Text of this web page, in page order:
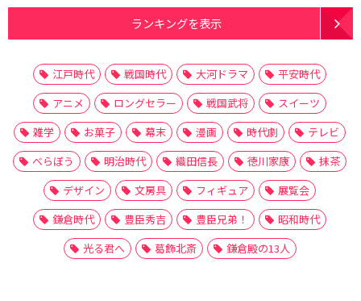
ランキングを表示
江戸時代 戦国時代 大河ドラマ
平安時代
アニメ
ロングセラー 戦国武将
スイーツ
雑学
お菓子 幕末 漫画 時代劇
テレビ
べらぼう
明治時代 織田信長 徳川家康
抹茶
デザイン
文房具 フィギュア
展覧会
鎌倉時代
豊臣秀吉 豊臣兄弟！
昭和時代
光る君へ
葛飾北斎 鎌倉殿の13人